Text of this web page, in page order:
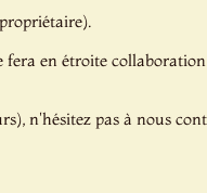
fera en étroite
n'hésitez pas à nous